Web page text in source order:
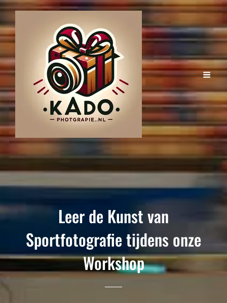
Leer de Kunst van
Sportfotografie tijdens onze
Workshop